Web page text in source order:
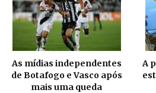
As mídias independentes
de Botafogo e Vasco após
mais uma queda
A